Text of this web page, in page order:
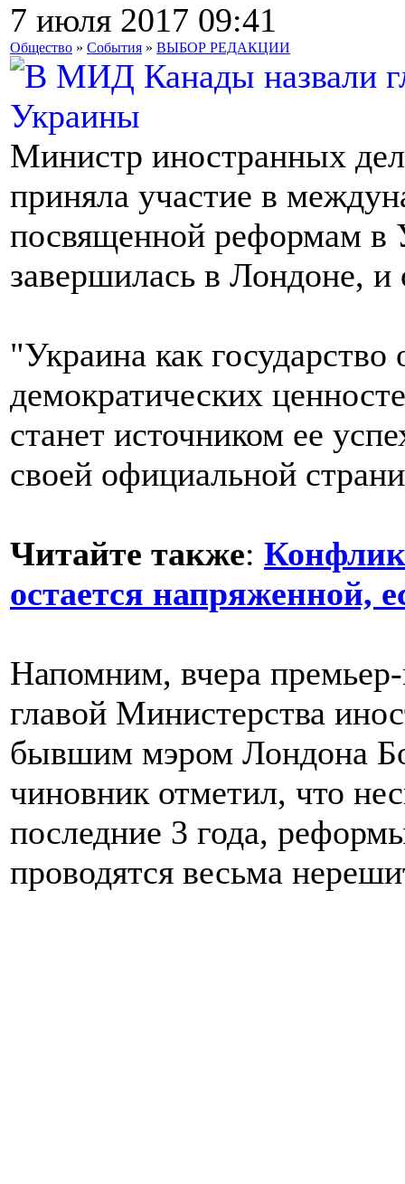
7 июля 2017 09:41
Общество » События » ВЫБОР РЕДАКЦИИ
Министр иностранных
приняла участие в
посвященной реформам в
завершилась в Лондоне, и
"Украина как государство
демократических
станет источником ее
своей официальной
Читайте также:
остается напряженной,
Напомним, вчера
главой Министерства
бывшим мэром Лондона
чиновник отметил, что
последние 3 года,
проводятся весьма